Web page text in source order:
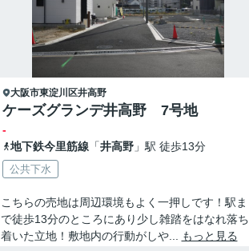
大阪市東淀川区井高野
ケーズグランデ井高野 7号地
-
地下鉄今里筋線「井高野」駅 徒歩13分
公共下水
こちらの売地は周辺環境もよく一押しです！駅ま
で徒歩13分のところにあり少し雑踏をはなれ落ち
着いた立地！敷地内の行動がしや...
もっと見る